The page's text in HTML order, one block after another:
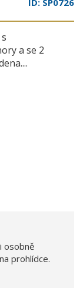
a se 2
osobně
prohlídce.